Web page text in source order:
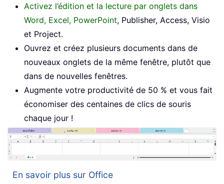
Activez l’édition et la lecture par onglets dans
Word, Excel, PowerPoint, Publisher, Access, Visio
et Project.
Ouvrez et créez plusieurs documents dans de
nouveaux onglets de la même fenêtre, plutôt que
dans de nouvelles fenêtres.
Augmente votre productivité de 50 % et vous fait
économiser des centaines de clics de souris
chaque jour !
En savoir plus sur Office